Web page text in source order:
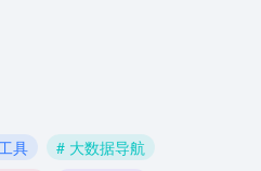
具
# 大数据导航